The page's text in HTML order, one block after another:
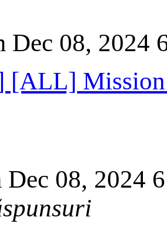
Dec 08, 2024
[ALL]
Dec 08, 2024